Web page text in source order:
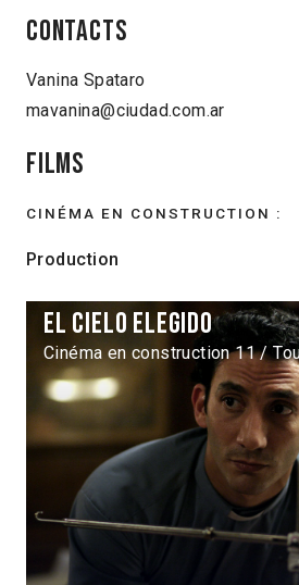
Contacts
Vanina Spataro
mavanina@ciudad.com.ar
Films
CINÉMA EN CONSTRUCTION :
Production
El cielo elegido
Cinéma en construction 11 /